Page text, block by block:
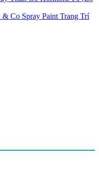
Co Spray Paint Trang Trí